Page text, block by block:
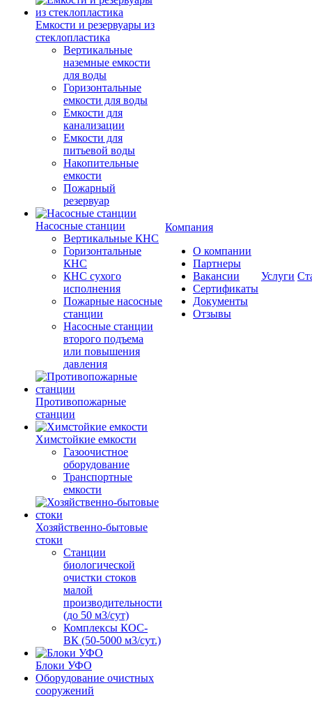
Емкости и резервуары из
стеклопластика
Вертикальные
наземные емкости
для воды
Горизонтальные
емкости для воды
Емкости для
канализации
Емкости для
питьевой воды
Накопительные
емкости
Пожарный
резервуар
Насосные станции
Вертикальные КНС
Горизонтальные
КНС
КНС сухого
исполнения
Пожарные насосные
станции
Насосные cтанции
второго подъема
или повышения
давления
Противопожарные
станции
Химстойкие емкости
Газоочистное
оборудование
Транспортные
емкости
Хозяйственно-бытовые
стоки
Станции
биологической
очистки стоков
малой
производительности
(до 50 м3/сут)
Комплексы КОС-
ВК (50-5000 м3/сут.)
Блоки УФО
Оборудование очистных
сооружений
Компания
О компании
Партнеры
Вакансии
Сертификаты
Документы
Отзывы
Услуги